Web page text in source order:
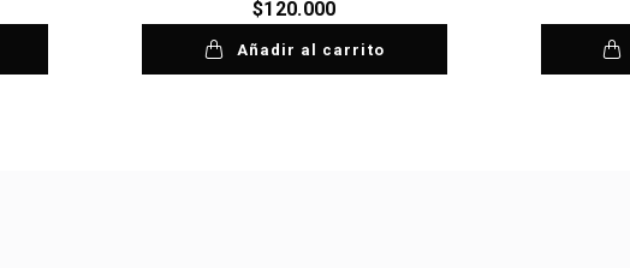
$120.000
Añadir al carrito